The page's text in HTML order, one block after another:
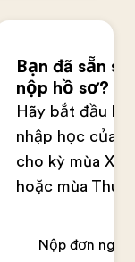
Bạn đã sẵn
nộp hồ sơ?
Hãy bắt đầu hồ
nhập học của
cho kỳ mùa
hoặc mùa Thu
Nộp đơn ngay